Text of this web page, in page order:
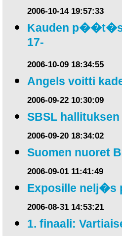
2006-10-14 19:57:33
Kauden
17-
2006-10-09 18:34:55
Angels voitti
2006-09-22 10:30:09
SBSL
2006-09-20 18:34:02
Suomen nuoret
2006-09-01 11:41:49
Exposille nelj�s
2006-08-31 14:53:21
1. finaali: